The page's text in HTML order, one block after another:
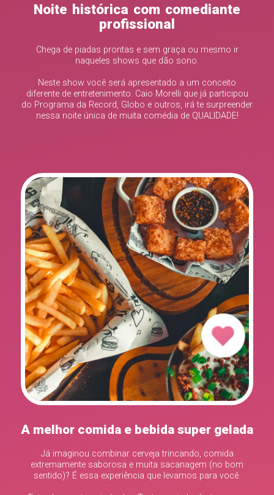
Noite histórica com comediante
profissional
Chega de piadas prontas e sem graça ou mesmo ir
naqueles shows que dão sono.
Neste show você será apresentado a um conceito
diferente de entretenimento. Caio Morelli que já participou
do Programa da Record, Globo e outros, irá te surpreender
nessa noite única de muita comédia de QUALIDADE!
A melhor comida e bebida super gelada
Já imaginou combinar cerveja trincando, comida
extremamente saborosa e muita sacanagem (no bom
sentido)? É essa experiência que levamos para você.